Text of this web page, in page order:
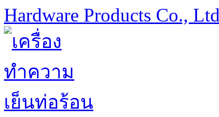
Hardware Products Co.,